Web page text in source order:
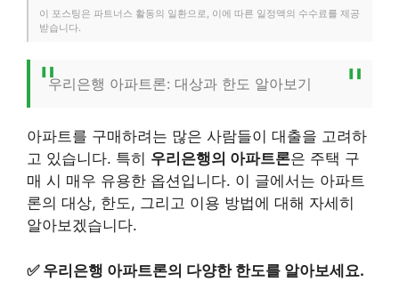
이 포스팅은 파트너스 활동의 일환으로, 이에 따른 일정액의 수수료를 제공
받습니다.
우리은행 아파트론: 대상과 한도 알아보기
아파트를 구매하려는 많은 사람들이 대출을 고려하
고 있습니다. 특히 우리은행의 아파트론은 주택 구
매 시 매우 유용한 옵션입니다. 이 글에서는 아파트
론의 대상, 한도, 그리고 이용 방법에 대해 자세히
알아보겠습니다.
✅ 우리은행 아파트론의 다양한 한도를 알아보세요.